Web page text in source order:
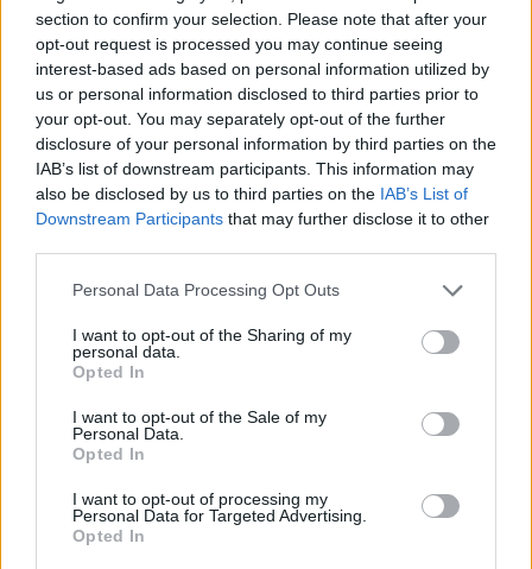
section to confirm your selection. Please note that after your
opt-out request is processed you may continue seeing
interest-based ads based on personal information utilized by
us or personal information disclosed to third parties prior to
your opt-out. You may separately opt-out of the further
disclosure of your personal information by third parties on the
IAB’s list of downstream participants. This information may
also be disclosed by us to third parties on the IAB’s List of
Downstream Participants that may further disclose it to other
Personal Data Processing Opt Outs
I want to opt-out of the Sharing of my
personal data.
Opted In
I want to opt-out of the Sale of my
Personal Data.
Opted In
I want to opt-out of processing my
Personal Data for Targeted Advertising.
Opted In